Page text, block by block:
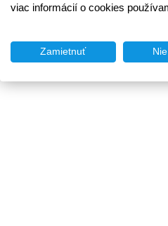
viac informácií o cookies
Zamietnuť